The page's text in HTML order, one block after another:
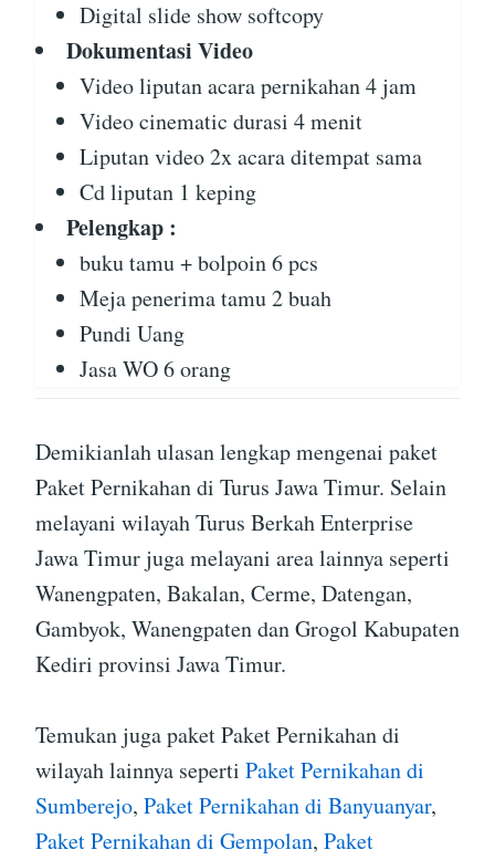
Digital slide show softcopy
Dokumentasi Video
Video liputan acara pernikahan 4 jam
Video cinematic durasi 4 menit
Liputan video 2x acara ditempat sama
Cd liputan 1 keping
Pelengkap :
buku tamu + bolpoin 6 pcs
Meja penerima tamu 2 buah
Pundi Uang
Jasa WO 6 orang
Demikianlah ulasan lengkap mengenai paket
Paket Pernikahan di Turus Jawa Timur. Selain
melayani wilayah Turus Berkah Enterprise
Jawa Timur juga melayani area lainnya seperti
Wanengpaten, Bakalan, Cerme, Datengan,
Gambyok, Wanengpaten dan Grogol Kabupaten
Kediri provinsi Jawa Timur.
Temukan juga paket Paket Pernikahan di
wilayah lainnya seperti Paket Pernikahan di
Sumberejo, Paket Pernikahan di Banyuanyar,
Paket Pernikahan di Gempolan, Paket